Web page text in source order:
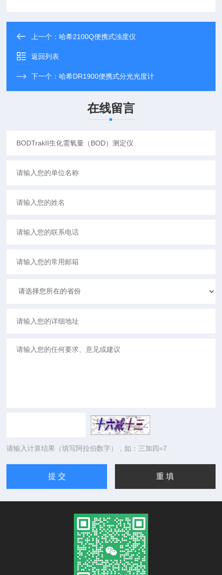
上一个：哈希2100Q便携式浊度仪
返回列表
下一个：哈希DR1900便携式分光光度计
在线留言
请输入计算结果（填写阿拉伯数字），如：三加四=7